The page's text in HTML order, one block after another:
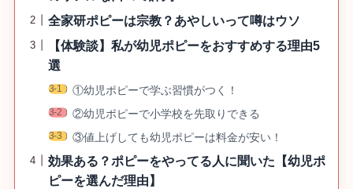
全家研ポピーは宗教？あやしいって噂はウソ
【体験談】私が幼児ポピーをおすすめする理由5
選
①幼児ポピーで学ぶ習慣がつく！
②幼児ポピーで小学校を先取りできる
③値上げしても幼児ポピーは料金が安い！
効果ある？ポピーをやってる人に聞いた【幼児ポ
ピーを選んだ理由】